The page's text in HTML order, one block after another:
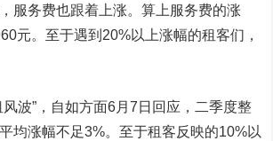
服务费也跟着上涨。算上服务费的涨
元。至于遇到20%以上涨幅的租客们，
”，自如方面6月7日回应，二季度整
均涨幅不足3%。至于租客反映的10%以